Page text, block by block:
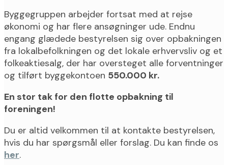
Byggegruppen arbejder fortsat med at rejse
økonomi og har flere ansøgninger ude. Endnu
engang glædede bestyrelsen sig over opbakningen
fra lokalbefolkningen og det lokale erhvervsliv og et
folkeaktiesalg, der har oversteget alle forventninger
og tilført byggekontoen 550.000 kr.
En stor tak for den flotte opbakning til
foreningen!
Du er altid velkommen til at kontakte bestyrelsen,
hvis du har spørgsmål eller forslag. Du kan finde os
her.